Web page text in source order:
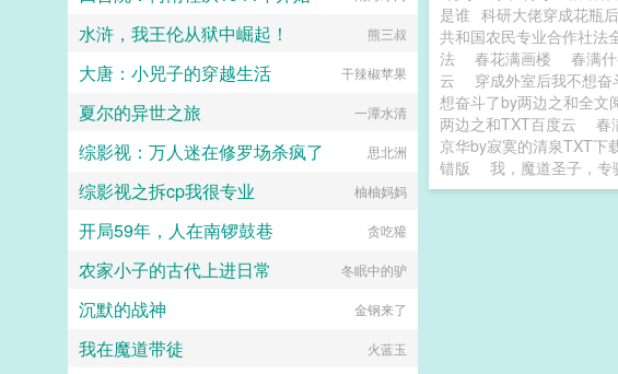
是谁 科研大佬穿成花瓶
共和国农民专业合作社法
法
春花满画楼 春满
云
穿成外室后我不想
想奋斗了by两边之和全文
两边之和TXT百度云
春
京华by寂寞的清泉TXT下
错版
我，魔道圣子，专
水浒，我王伦从狱中崛起！ 熊三叔
大唐：小兕子的穿越生活 干辣椒苹果
夏尔的异世之旅 一潭水清
综影视：万人迷在修罗场杀疯了 思北洲
综影视之拆cp我很专业 柚柚妈妈
开局59年，人在南锣鼓巷 贪吃獾
农家小子的古代上进日常 冬眠中的驴
沉默的战神 金钢来了
我在魔道带徒 火蓝玉